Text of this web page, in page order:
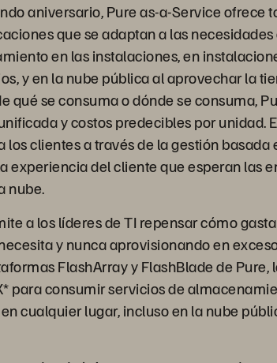
aniversario, Pure as-a-Service ofrece
que se adaptan a las
en las instalaciones, en
y en la nube pública al aprovechar la
qué se consuma o dónde se consuma,
y costos predecibles por unidad.
clientes a través de la gestión basada
experiencia del cliente que esperan las
nube.
a los líderes de TI repensar cómo
y nunca aprovisionando en
FlashArray y FlashBlade de Pure,
para consumir servicios de
cualquier lugar, incluso en la nube